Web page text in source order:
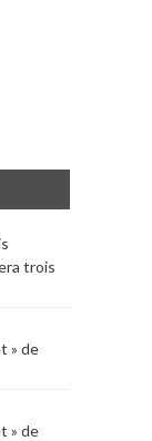
trois
» de
» de